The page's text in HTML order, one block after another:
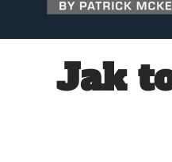
Jak